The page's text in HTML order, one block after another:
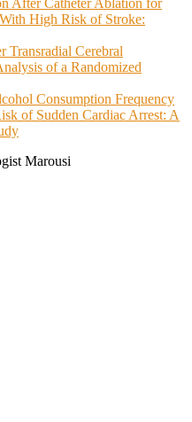
High Risk of Stroke:
Transradial Cerebral
of a Randomized
Consumption Frequency
of Sudden Cardiac Arrest: A
Marousi